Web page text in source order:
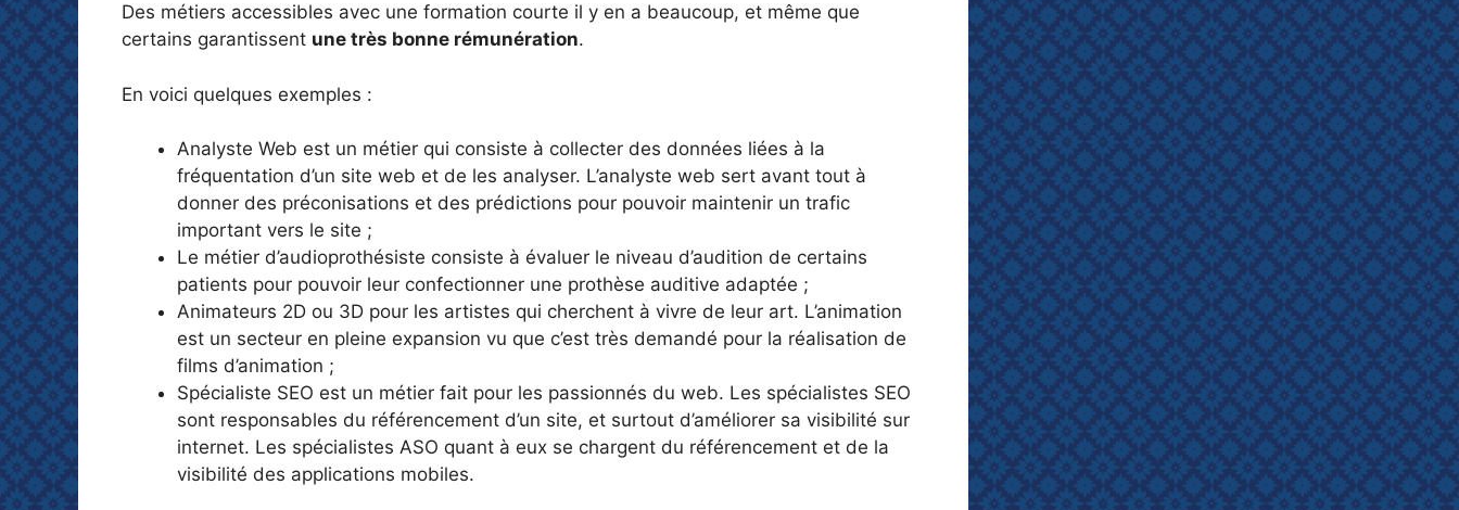
Des métiers accessibles avec une formation courte il y en a beaucoup, et même que
certains garantissent une très bonne rémunération.
En voici quelques exemples :
Analyste Web est un métier qui consiste à collecter des données liées à la
fréquentation d’un site web et de les analyser. L’analyste web sert avant tout à
donner des préconisations et des prédictions pour pouvoir maintenir un trafic
important vers le site ;
Le métier d’audioprothésiste consiste à évaluer le niveau d’audition de certains
patients pour pouvoir leur confectionner une prothèse auditive adaptée ;
Animateurs 2D ou 3D pour les artistes qui cherchent à vivre de leur art. L’animation
est un secteur en pleine expansion vu que c’est très demandé pour la réalisation de
films d’animation ;
Spécialiste SEO est un métier fait pour les passionnés du web. Les spécialistes SEO
sont responsables du référencement d’un site, et surtout d’améliorer sa visibilité sur
internet. Les spécialistes ASO quant à eux se chargent du référencement et de la
visibilité des applications mobiles.